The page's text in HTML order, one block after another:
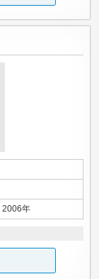
2006年